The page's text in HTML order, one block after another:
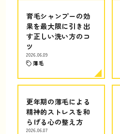
育毛シャンプーの効
果を最大限に引き出
す正しい洗い方のコ
ツ
2026.06.09
薄毛
更年期の薄毛による
精神的ストレスを和
らげる心の整え方
2026.06.07